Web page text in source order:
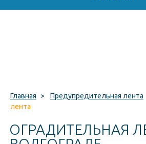
Главная > Предупредительная лента
лента
ОГРАДИТЕЛЬНАЯ